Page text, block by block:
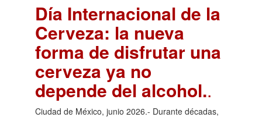
Día Internacional de la
Cerveza: la nueva
forma de disfrutar una
cerveza ya no
depende del alcohol..
Ciudad de México, junio 2026.- Durante décadas,